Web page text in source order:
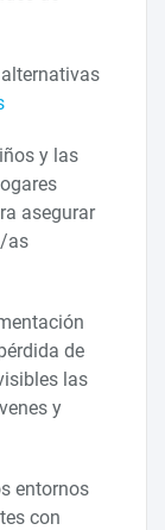
y las
asegurar
as
de
las
y
entornos
con